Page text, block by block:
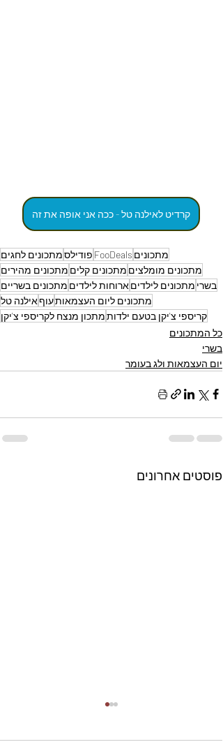
קרדיט לאילנה טל - ככה אני אופה את זה
מתכונים FooDeals פודילסמתכונים לחגים
מתכונים מומלצים מתכונים קלים מתכונים מהירים
בשרי מתכונים לילדיםארוחות לילדים מתכונים בשריים
מתכונים ליום העצמאותעוףאילנה טל
קריספי צ'יקן בטעם ילדותמתכון מנצח לקריספי צ'יקן
כל המתכונים
בשרי
יום העצמאות ולג בעומר
פוסטים אחרונים